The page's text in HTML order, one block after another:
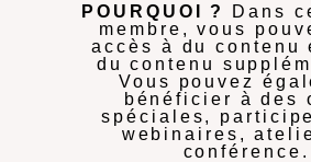
POURQUOI ?
Dans
membre, vous
accès à du contenu
du contenu
Vous pouvez
bénéficier à des
spéciales,
webinaires,
conférence.